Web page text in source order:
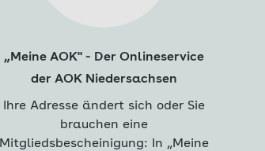
„Meine AOK" - Der Onlineservice
der AOK Niedersachsen
Ihre Adresse ändert sich oder Sie
brauchen eine
Mitgliedsbescheinigung: In „Meine